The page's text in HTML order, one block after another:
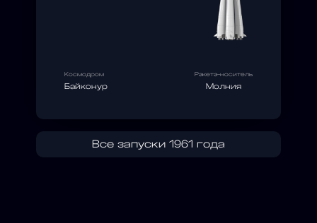
Космодром
Байконур
Ракета-носитель
Молния
Все запуски 1961 года